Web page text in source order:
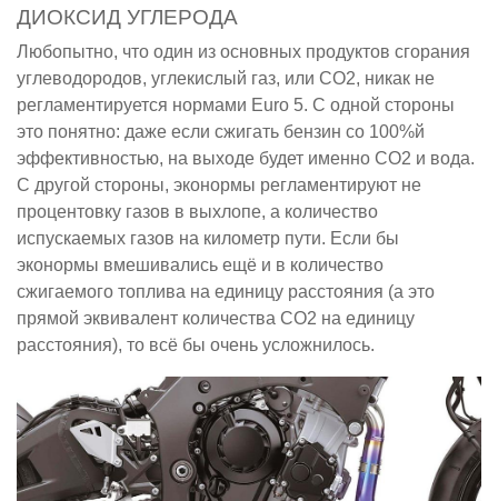
ДИОКСИД УГЛЕРОДА
Любопытно, что один из основных продуктов сгорания
углеводородов, углекислый газ, или CO2, никак не
регламентируется нормами Euro 5. С одной стороны
это понятно: даже если сжигать бензин со 100%й
эффективностью, на выходе будет именно CO2 и вода.
С другой стороны, эконормы регламентируют не
процентовку газов в выхлопе, а количество
испускаемых газов на километр пути. Если бы
эконормы вмешивались ещё и в количество
сжигаемого топлива на единицу расстояния (а это
прямой эквивалент количества CO2 на единицу
расстояния), то всё бы очень усложнилось.